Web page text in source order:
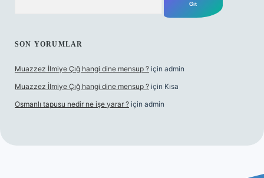
SON YORUMLAR
Muazzez İlmiye Çığ hangi dine mensup ? için admin
Muazzez İlmiye Çığ hangi dine mensup ? için Kısa
Osmanlı tapusu nedir ne işe yarar ? için admin